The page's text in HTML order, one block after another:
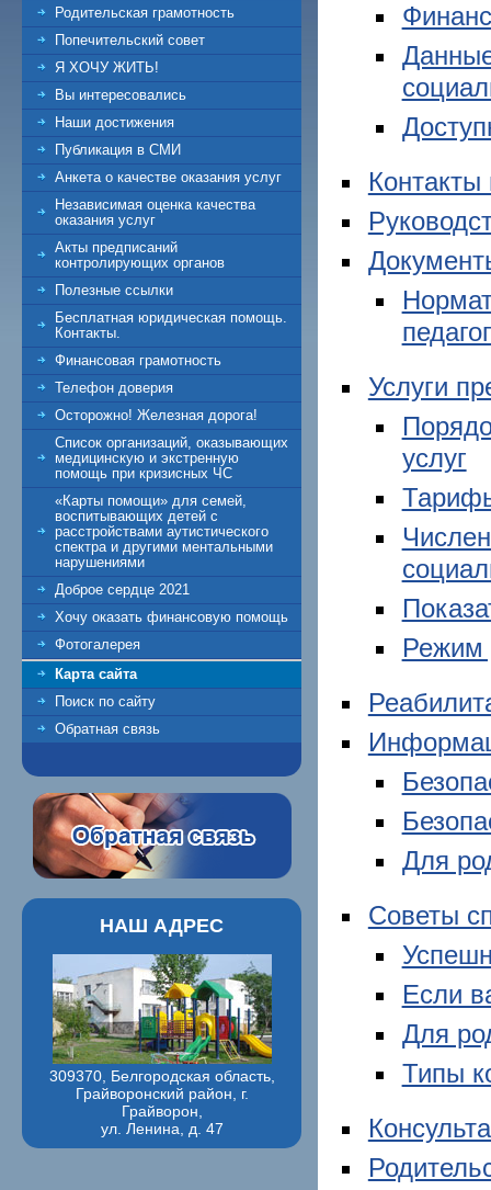
Родительская грамотность
Попечительский совет
Я ХОЧУ ЖИТЬ!
Вы интересовались
Наши достижения
Публикация в СМИ
Анкета о качестве оказания услуг
Независимая оценка качества
оказания услуг
Акты предписаний
контролирующих органов
Полезные ссылки
Бесплатная юридическая помощь.
Контакты.
Финансовая грамотность
Телефон доверия
Осторожно! Железная дорога!
Список организаций, оказывающих
медицинскую и экстренную
помощь при кризисных ЧС
«Карты помощи» для семей,
воспитывающих детей с
расстройствами аутистического
спектра и другими ментальными
нарушениями
Доброе сердце 2021
Хочу оказать финансовую помощь
Фотогалерея
Карта сайта
Поиск по сайту
Обратная связь
НАШ АДРЕС
309370, Белгородская область,
Грайворонский район, г.
Грайворон,
ул. Ленина, д. 47
Контакты
Услуги
услуг
Режим
Для
Советы
Если
Для
Типы